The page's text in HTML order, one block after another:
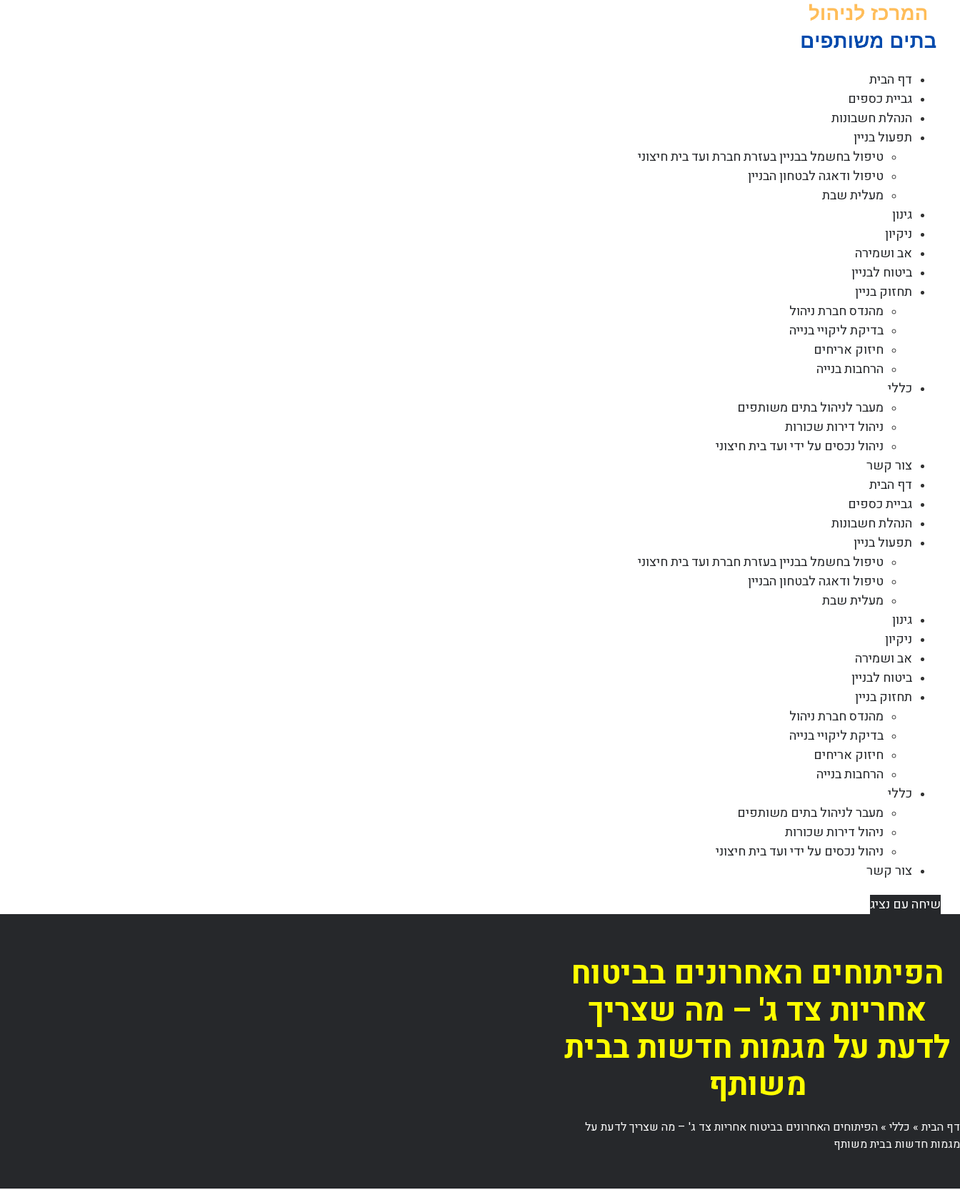
דף הבית
גביית כספים
הנהלת חשבונות
תפעול בניין
טיפול בחשמל בבניין בעזרת חברת ועד בית חיצוני
טיפול ודאגה לבטחון הבניין
מעלית שבת
גינון
ניקיון
אב ושמירה
ביטוח לבניין
תחזוק בניין
מהנדס חברת ניהול
בדיקת ליקויי בנייה
חיזוק אריחים
הרחבות בנייה
כללי
מעבר לניהול בתים משותפים
ניהול דירות שכורות
ניהול נכסים על ידי ועד בית חיצוני
צור קשר
דף הבית
גביית כספים
הנהלת חשבונות
תפעול בניין
טיפול בחשמל בבניין בעזרת חברת ועד בית חיצוני
טיפול ודאגה לבטחון הבניין
מעלית שבת
גינון
ניקיון
אב ושמירה
ביטוח לבניין
תחזוק בניין
מהנדס חברת ניהול
בדיקת ליקויי בנייה
חיזוק אריחים
הרחבות בנייה
כללי
מעבר לניהול בתים משותפים
ניהול דירות שכורות
ניהול נכסים על ידי ועד בית חיצוני
צור קשר
שיחה עם נציג
הפיתוחים האחרונים בביטוח
אחריות צד ג' – מה שצריך
לדעת על מגמות חדשות בבית
משותף
דף הבית» כללי » הפיתוחים האחרונים בביטוח אחריות צד ג' – מה שצריך לדעת על
מגמות חדשות בבית משותף